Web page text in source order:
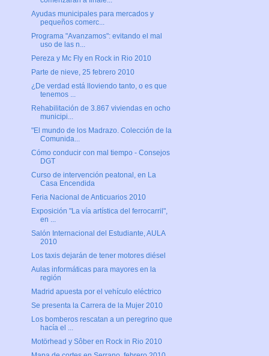
Ayudas municipales para mercados y
pequeños comerc...
Programa "Avanzamos": evitando el mal
uso de las n...
Pereza y Mc Fly en Rock in Rio 2010
Parte de nieve, 25 febrero 2010
¿De verdad está lloviendo tanto, o es que
tenemos ...
Rehabilitación de 3.867 viviendas en ocho
municipi...
"El mundo de los Madrazo. Colección de la
Comunida...
Cómo conducir con mal tiempo - Consejos
DGT
Curso de intervención peatonal, en La
Casa Encendida
Feria Nacional de Anticuarios 2010
Exposición "La vía artística del ferrocarril",
en ...
Salón Internacional del Estudiante, AULA
2010
Los taxis dejarán de tener motores diésel
Aulas informáticas para mayores en la
región
Madrid apuesta por el vehículo eléctrico
Se presenta la Carrera de la Mujer 2010
Los bomberos rescatan a un peregrino que
hacía el ...
Motörhead y Sôber en Rock in Rio 2010